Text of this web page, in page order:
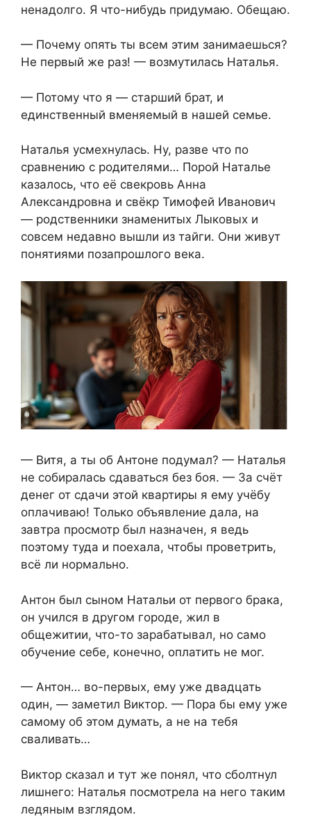
ненадолго. Я что-нибудь придумаю. Обещаю.
— Почему опять ты всем этим занимаешься?
Не первый же раз! — возмутилась Наталья.
— Потому что я — старший брат, и
единственный вменяемый в нашей семье.
Наталья усмехнулась. Ну, разве что по
сравнению с родителями… Порой Наталье
казалось, что её свекровь Анна
Александровна и свёкр Тимофей Иванович
— родственники знаменитых Лыковых и
совсем недавно вышли из тайги. Они живут
понятиями позапрошлого века.
— Витя, а ты об Антоне подумал? — Наталья
не собиралась сдаваться без боя. — За счёт
денег от сдачи этой квартиры я ему учёбу
оплачиваю! Только объявление дала, на
завтра просмотр был назначен, я ведь
поэтому туда и поехала, чтобы проветрить,
всё ли нормально.
Антон был сыном Натальи от первого брака,
он учился в другом городе, жил в
общежитии, что-то зарабатывал, но само
обучение себе, конечно, оплатить не мог.
— Антон… во-первых, ему уже двадцать
один, — заметил Виктор. — Пора бы ему уже
самому об этом думать, а не на тебя
сваливать…
Виктор сказал и тут же понял, что сболтнул
лишнего: Наталья посмотрела на него таким
ледяным взглядом.